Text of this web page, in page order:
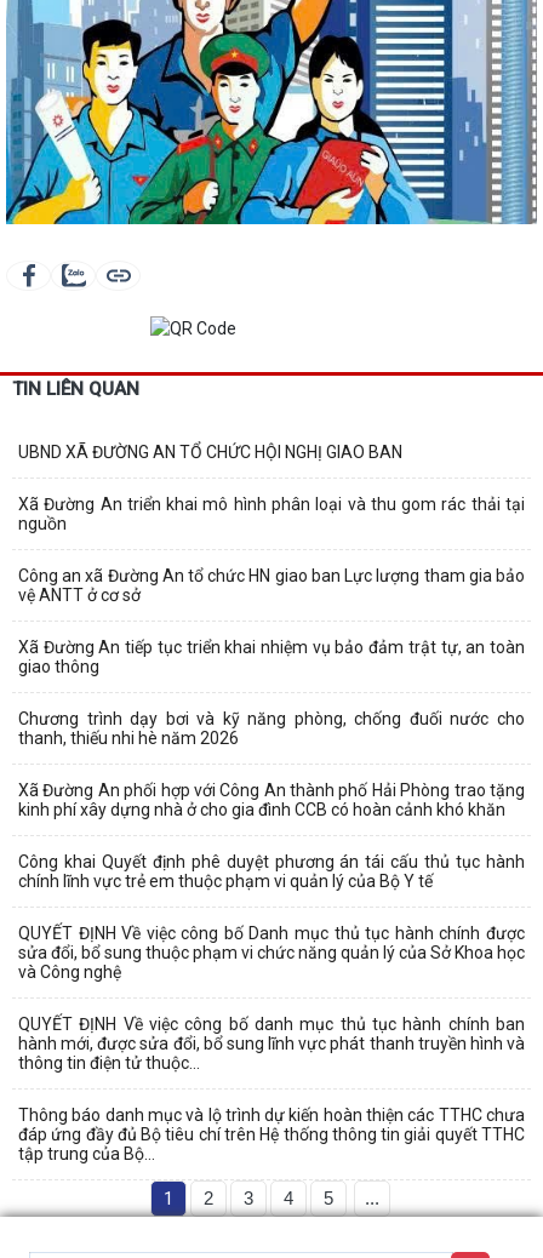
TIN LIÊN QUAN
UBND XÃ ĐƯỜNG AN TỔ CHỨC HỘI NGHỊ GIAO BAN
Xã Đường An triển khai mô hình phân loại và thu gom rác thải tại
nguồn
Công an xã Đường An tổ chức HN giao ban Lực lượng tham gia bảo
vệ ANTT ở cơ sở
Xã Đường An tiếp tục triển khai nhiệm vụ bảo đảm trật tự, an toàn
giao thông
Chương trình dạy bơi và kỹ năng phòng, chống đuối nước cho
thanh, thiếu nhi hè năm 2026
Xã Đường An phối hợp với Công An thành phố Hải Phòng trao tặng
kinh phí xây dựng nhà ở cho gia đình CCB có hoàn cảnh khó khăn
Công khai Quyết định phê duyệt phương án tái cấu thủ tục hành
chính lĩnh vực trẻ em thuộc phạm vi quản lý của Bộ Y tế
QUYẾT ĐỊNH Về việc công bố Danh mục thủ tục hành chính được
sửa đổi, bổ sung thuộc phạm vi chức năng quản lý của Sở Khoa học
và Công nghệ
QUYẾT ĐỊNH Về việc công bố danh mục thủ tục hành chính ban
hành mới, được sửa đổi, bổ sung lĩnh vực phát thanh truyền hình và
thông tin điện tử thuộc...
Thông báo danh mục và lộ trình dự kiến hoàn thiện các TTHC chưa
đáp ứng đầy đủ Bộ tiêu chí trên Hệ thống thông tin giải quyết TTHC
tập trung của Bộ...
1 2 3 4 5 ...